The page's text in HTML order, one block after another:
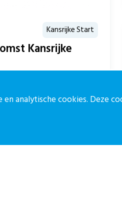
Kansrijke Start
Kansrijke
in...analytische cookies. Deze